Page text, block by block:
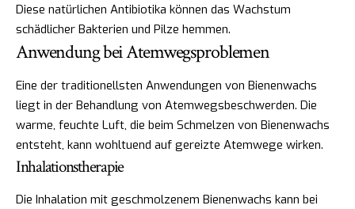
Diese natürlichen Antibiotika können das Wachstum
schädlicher Bakterien und Pilze hemmen.
Anwendung bei Atemwegsproblemen
Eine der traditionellsten Anwendungen von Bienenwachs
liegt in der Behandlung von Atemwegsbeschwerden. Die
warme, feuchte Luft, die beim Schmelzen von Bienenwachs
entsteht, kann wohltuend auf gereizte Atemwege wirken.
Inhalationstherapie
Die Inhalation mit geschmolzenem Bienenwachs kann bei